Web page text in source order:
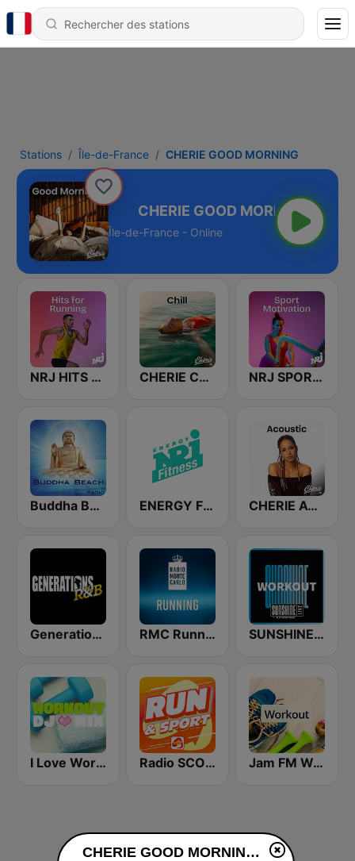
Stations Île-de-France CHERIE GOOD MORNING
MORNING
Île-de-France - Online
NRJ HITS FOR RUNNING CHERIE CHILL NRJ SPORT MOTIVATION
Buddha Beach ENERGY Fitness CHERIE ACOUSTIC
Generations R&B RMC Running SUNSHINE LIVE - Workout
I Love Workout Radio SCOOP - Run & Sport Jam FM Workout
CHERIE GOOD MORNING en ligne